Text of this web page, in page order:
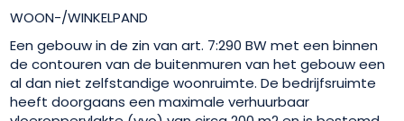
WOON-/WINKELPAND
Een gebouw in de zin van art. 7:290 BW met een binnen
de contouren van de buitenmuren van het gebouw een
al dan niet zelfstandige woonruimte. De bedrijfsruimte
heeft doorgaans een maximale verhuurbaar